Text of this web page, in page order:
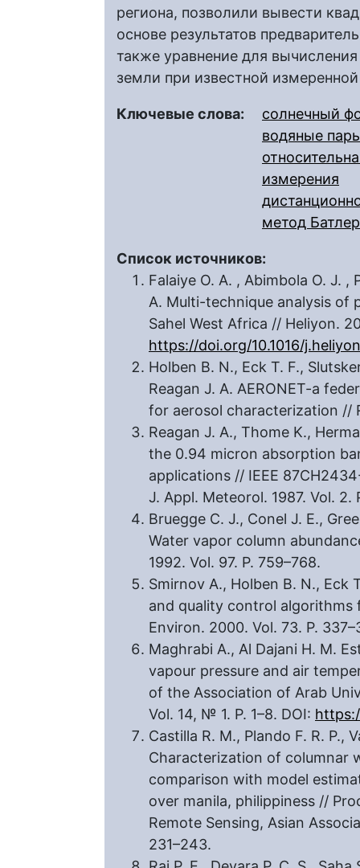
региона, позволили вывести
основе результатов
также уравнение для
земли при известной
Ключевые слова:
солнечный
водяные
измерения
метод
Список источников:
Falaiye O. A. , Abimbola O. J. ,
A. Multi-technique analysis of
Sahel West Africa // Heliyon.
https://doi.org/10.1016/
Holben B. N., Eck T. F.,
Reagan J. A. AERONET-a
for aerosol characterization //
Reagan J. A., Thome K.,
the 0.94 micron absorption
applications // IEEE
J. Appl. Meteorol. 1987. Vol. 2.
Bruegge C. J., Conel J. E.,
Water vapor column
1992. Vol. 97. P. 759–768.
Smirnov A., Holben B. N., Eck
and quality control algorithms
Environ. 2000. Vol. 73. P.
Maghrabi A., Al Dajani H. M.
vapour pressure and air
of the Association of Arab
Vol. 14, № 1. P. 1–8. DOI:
Castilla R. M., Plando F. R. P.,
Characterization of columnar
comparison with model
over manila, philippiness //
Remote Sensing, Asian
231–243.